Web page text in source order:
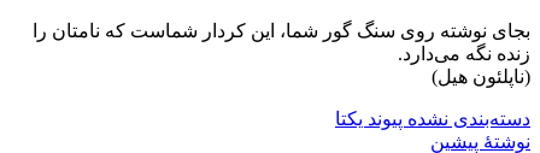
بجای نوشته روی سنگ گور شما، این کردار شماست که نامتان را
زنده نگه می‌دارد.
(ناپلئون هیل)
دسته‌بندی نشده پیوند یکتا
نوشتهٔ پیشین